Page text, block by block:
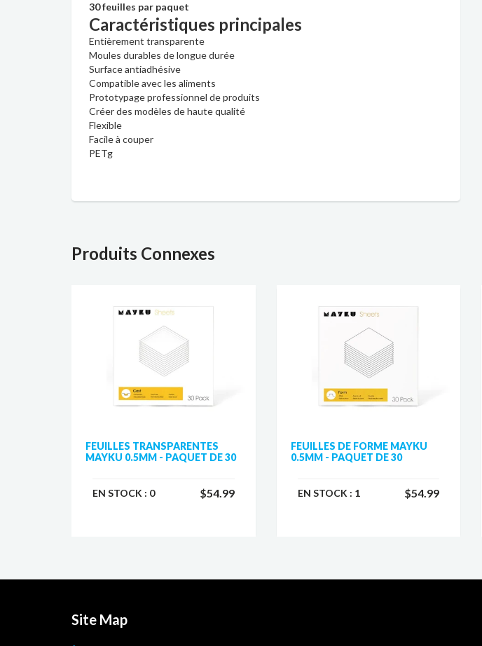
30 feuilles par paquet
Caractéristiques principales
Entièrement transparente
Moules durables de longue durée
Surface antiadhésive
Compatible avec les aliments
Prototypage professionnel de produits
Créer des modèles de haute qualité
Flexible
Facile à couper
PETg
Produits Connexes
FEUILLES TRANSPARENTES
MAYKU 0.5MM - PAQUET DE 30
EN STOCK : 0 $54.99
FEUILLES DE FORME MAYKU
0.5MM - PAQUET DE 30
EN STOCK : 1 $54.99
Site Map